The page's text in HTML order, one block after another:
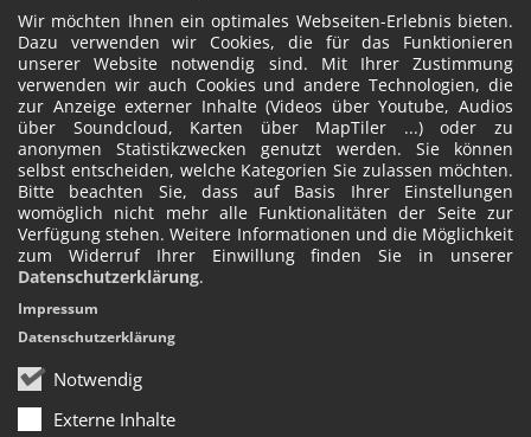
Wir möchten Ihnen ein optimales Webseiten-Erlebnis bieten.
Dazu verwenden wir Cookies, die für das Funktionieren
unserer Website notwendig sind. Mit Ihrer Zustimmung
verwenden wir auch Cookies und andere Technologien, die
zur Anzeige externer Inhalte (Videos über Youtube, Audios
über Soundcloud, Karten über MapTiler ...) oder zu
anonymen Statistikzwecken genutzt werden. Sie können
selbst entscheiden, welche Kategorien Sie zulassen möchten.
Bitte beachten Sie, dass auf Basis Ihrer Einstellungen
womöglich nicht mehr alle Funktionalitäten der Seite zur
Verfügung stehen. Weitere Informationen und die Möglichkeit
zum Widerruf Ihrer Einwillung finden Sie in unserer
Datenschutzerklärung.
Notwendig
Externe Inhalte
Impressum
Datenschutzerklärung